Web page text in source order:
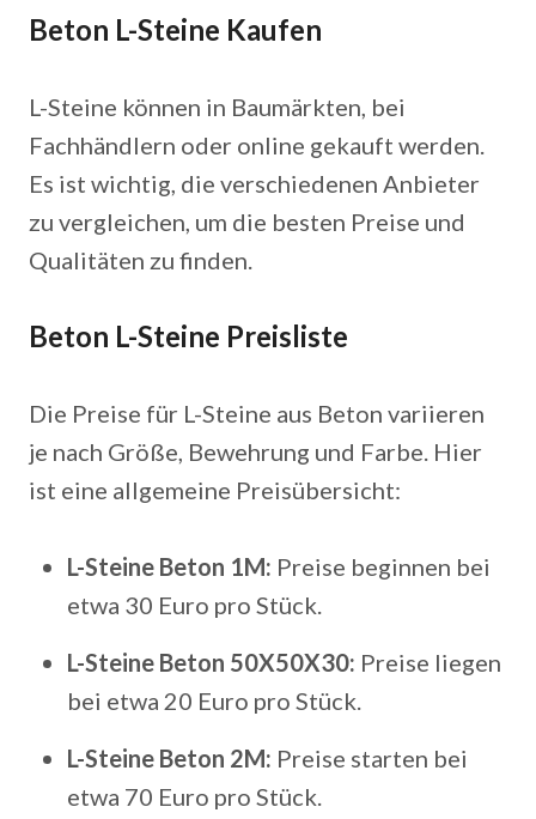
Beton L-Steine Kaufen
L-Steine können in Baumärkten, bei
Fachhändlern oder online gekauft werden.
Es ist wichtig, die verschiedenen Anbieter
zu vergleichen, um die besten Preise und
Qualitäten zu finden.
Beton L-Steine Preisliste
Die Preise für L-Steine aus Beton variieren
je nach Größe, Bewehrung und Farbe. Hier
ist eine allgemeine Preisübersicht:
L-Steine Beton 1M: Preise beginnen bei
etwa 30 Euro pro Stück.
L-Steine Beton 50X50X30: Preise liegen
bei etwa 20 Euro pro Stück.
L-Steine Beton 2M: Preise starten bei
etwa 70 Euro pro Stück.